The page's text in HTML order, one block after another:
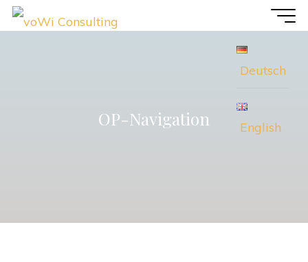
Zum
Inhalt
Deutsch
English
OP-Navigation